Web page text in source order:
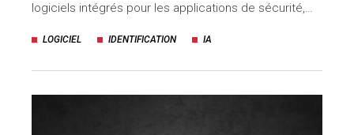
logiciels intégrés pour les applications de sécurité,…
LOGICIEL IDENTIFICATION IA